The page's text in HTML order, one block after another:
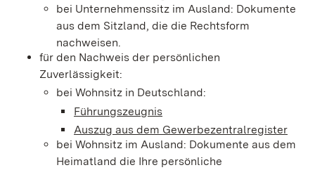
bei Unternehmenssitz im Ausland: Dokumente
aus dem Sitzland, die die Rechtsform
nachweisen.
für den Nachweis der persönlichen
Zuverlässigkeit:
bei Wohnsitz in Deutschland:
Führungszeugnis
Auszug aus dem Gewerbezentralregister
bei Wohnsitz im Ausland: Dokumente aus dem
Heimatland die Ihre persönliche